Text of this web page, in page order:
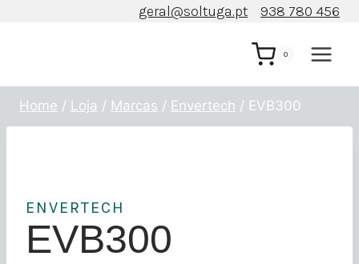
geral@soltuga.pt 938 780 456
0
Home / Loja / Marcas / Envertech / EVB300
ENVERTECH
EVB300